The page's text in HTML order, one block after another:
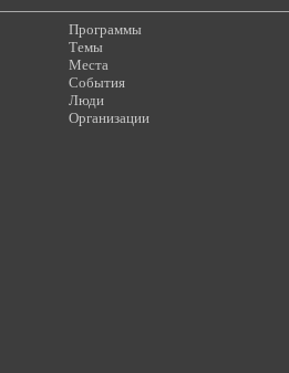
Программы
Темы
Места
События
Люди
Организации